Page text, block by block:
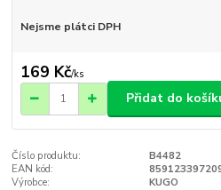
Nejsme plátci DPH
169 Kč/ks
Přidat do
Číslo produktu:
B4482
EAN kód:
Výrobce:
KUGO